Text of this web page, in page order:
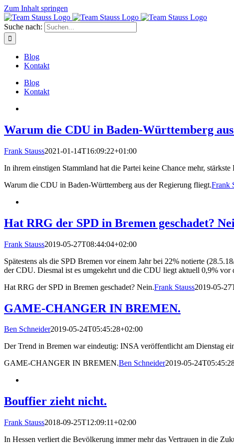
Zum Inhalt springen
Suche nach:
Blog
Kontakt
Blog
Kontakt
Warum die CDU in Baden-Württemberg
Frank Stauss2021-01-14T16:09:22+01:00
In ihrem einstigen Stammland hat die Partei keine Chance mehr,
Warum die CDU in Baden-Württemberg aus der Regierung fliegt.Frank
Hat RRG der SPD in Bremen geschadet?
Frank Stauss2019-05-27T08:44:04+02:00
Spätestens als die SPD Bremen vor einem Jahr bei 22% notierte
der CDU. Diesmal ist es umgekehrt und die CDU liegt aktuell 0,9%
Hat RRG der SPD in Bremen geschadet? Nein.Frank Stauss2019-05-
GAME-CHANGER IN BREMEN.
Ben Schneider2019-05-24T05:45:28+02:00
Der Trend in Bremen war eindeutig: INSA veröffentlicht am Dienstag
GAME-CHANGER IN BREMEN.Ben Schneider2019-05-
Bouffier zieht nicht.
Frank Stauss2018-09-25T12:09:11+02:00
In Hessen verliert die Bevölkerung immer mehr das Vertrauen in die